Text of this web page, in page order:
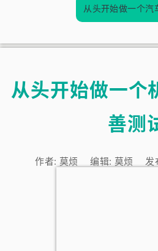
从头开始做一个汽
从头开始做一个
善测
作者:莫烦 编辑:莫烦 发